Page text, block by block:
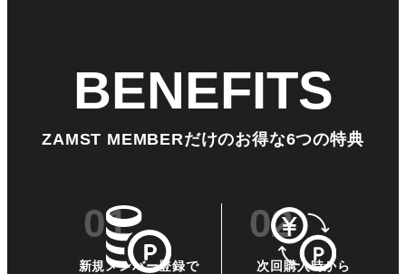
ZAMST MEMBERだけのお得な6つの特典
新規メンバー登録で
次回購入時から